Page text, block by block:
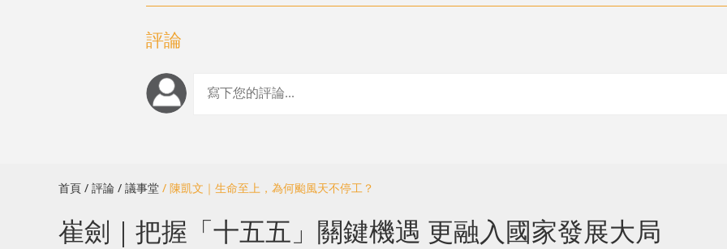
評論
首頁 / 評論 / 議事堂 / 陳凱文｜生命至上，為何颱風天不停工？
崔劍｜把握「十五五」關鍵機遇 更融入國家發展大局